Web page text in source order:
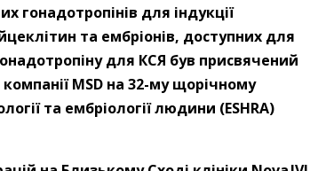
гонадотропінів для індукції
та ембріонів, доступних для
для КСЯ був присвячений
MSD на 32-му щорічному
та ембріології людини (ESHRA)